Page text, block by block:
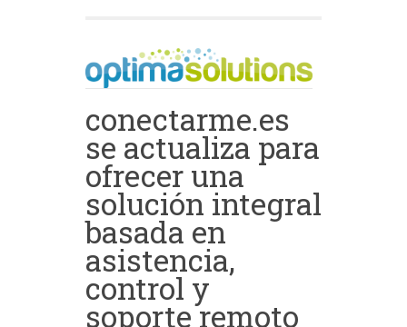
conectarme.es
se actualiza para
ofrecer una
solución integral
basada en
asistencia,
control y
soporte remoto